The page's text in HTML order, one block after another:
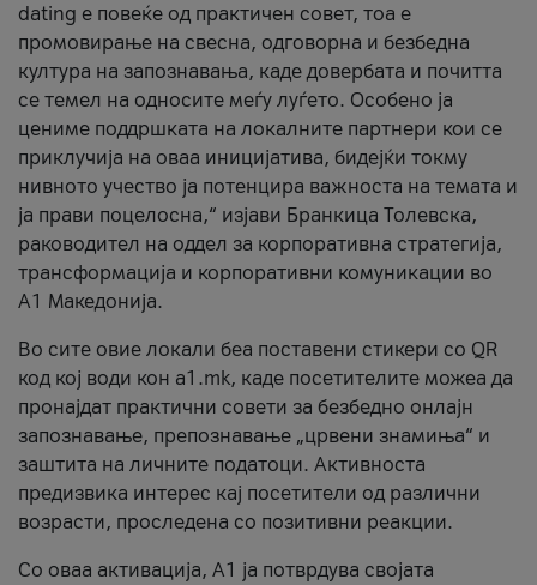
dating е повеќе од практичен совет, тоа е
промовирање на свесна, одговорна и безбедна
култура на запознавања, каде довербата и почитта
се темел на односите меѓу луѓето. Особено ја
цениме поддршката на локалните партнери кои се
приклучија на оваа иницијатива, бидејќи токму
нивното учество ја потенцира важноста на темата и
ја прави поцелосна,“ изјави Бранкица Толевска,
раководител на оддел за корпоративна стратегија,
трансформација и корпоративни комуникации во
А1 Македонија.
Во сите овие локали беа поставени стикери со QR
код кој води кон a1.mk, каде посетителите можеа да
пронајдат практични совети за безбедно онлајн
запознавање, препознавање „црвени знамиња“ и
заштита на личните податоци. Активноста
предизвика интерес кај посетители од различни
возрасти, проследена со позитивни реакции.
Со оваа активација, А1 ја потврдува својата